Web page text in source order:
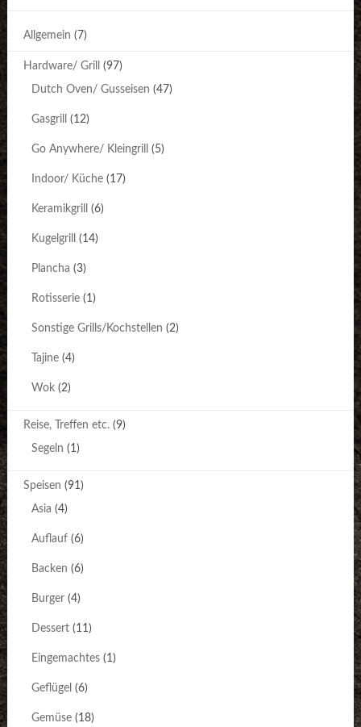
Allgemein (7)
Hardware/ Grill (97)
Dutch Oven/ Gusseisen (47)
Gasgrill (12)
Go Anywhere/ Kleingrill (5)
Indoor/ Küche(17)
Keramikgrill (6)
Kugelgrill (14)
Plancha (3)
Rotisserie(1)
Sonstige Grills/Kochstellen (2)
Tajine(4)
Wok(2)
Reise, Treffen etc.(9)
Segeln (1)
Speisen (91)
Asia (4)
Auflauf(6)
Backen (6)
Burger(4)
Dessert(11)
Eingemachtes(1)
Geflügel (6)
Gemüse(18)